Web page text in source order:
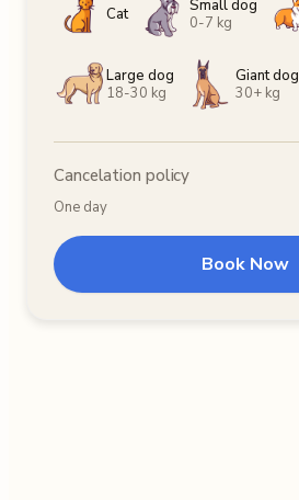
Cat
Small dog
0-7 kg
Large dog
18-30 kg
Giant dog
30+ kg
Cancelation policy
One day
Book Now